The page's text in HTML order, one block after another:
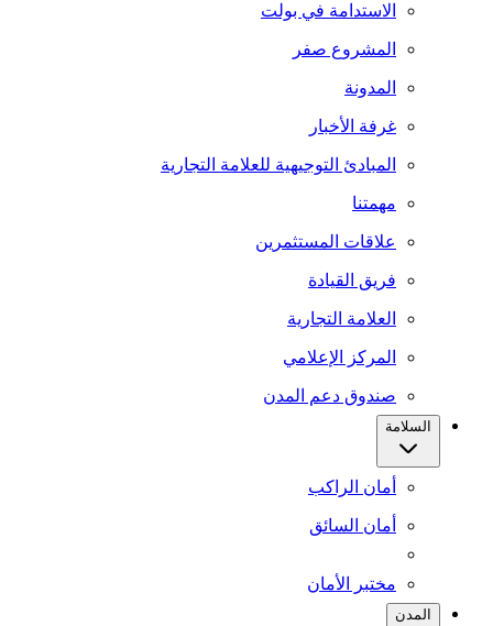
الاستدامة في بولت
المشروع صفر
المدونة
غرفة الأخبار
المبادئ التوجيهية للعلامة التجارية
مهمتنا
علاقات المستثمرين
فريق القيادة
العلامة التجارية
المركز الإعلامي
صندوق دعم المدن
السلامة
أمان الراكب
أمان السائق
مختبر الأمان
المدن